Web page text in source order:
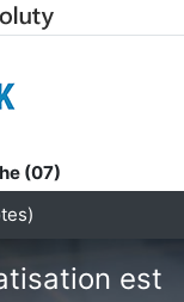
(07)
est